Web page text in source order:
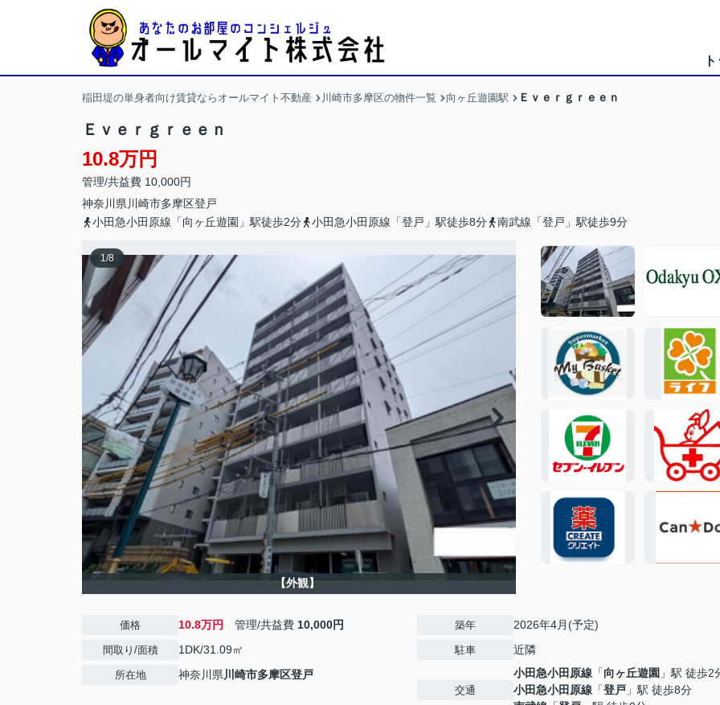
稲田堤の単身者向け賃貸ならオールマイト不動産 川崎市多摩区の物件一覧 向ヶ丘遊園駅 Ｅｖｅｒｇｒｅｅｎ
Ｅｖｅｒｇｒｅｅｎ
10.8万円
管理/共益費 10,000円
神奈川県 川崎市多摩区登戸
小田急小田原線「向ヶ丘遊園」駅徒歩2分
小田急小田原線「登戸」駅徒歩8分 南武線「登戸」駅徒歩9分
1/8
【外観】
価格 10.8万円 管理/共益費 10,000円
間取り/面積 1DK/31.09㎡
所在地 神奈川県川崎市多摩区登戸
築年 2026年4月(予定)
駐車 近隣
交通
小田急小田原線 「向ヶ丘遊園 」駅 徒歩2
小田急小田原線 「登戸 」駅 徒歩8分